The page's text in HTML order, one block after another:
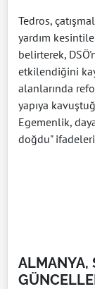
Tedros,
yardım
belirterek,
etkilendiğini
alanlarında
yapıya
Egemenlik,
doğdu"
ALMANYA,